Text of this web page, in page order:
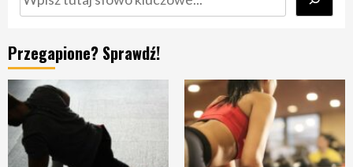
Przegapione? Sprawdź!